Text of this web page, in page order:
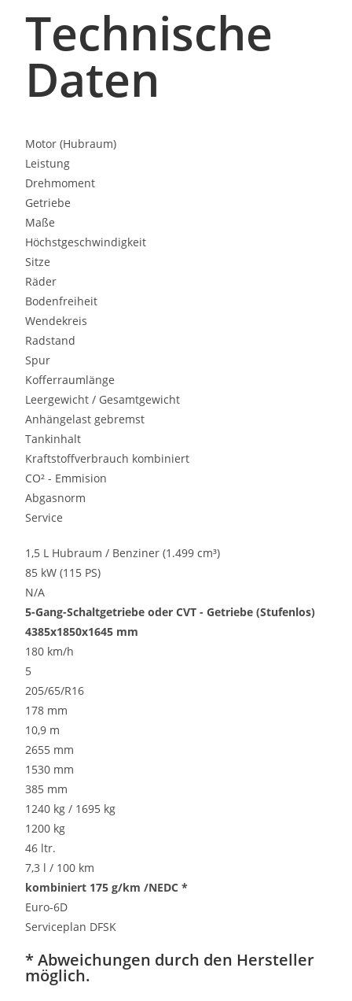
Technische
Daten
Motor (Hubraum)
Leistung
Drehmoment
Getriebe
Maße
Höchstgeschwindigkeit
Sitze
Räder
Bodenfreiheit
Wendekreis
Radstand
Spur
Kofferraumlänge
Leergewicht / Gesamtgewicht
Anhängelast gebremst
Tankinhalt
Kraftstoffverbrauch kombiniert
CO² - Emmision
Abgasnorm
Service
1,5 L Hubraum / Benziner (1.499 cm³)
85 kW (115 PS)
N/A
5-Gang-Schaltgetriebe oder CVT - Getriebe (Stufenlos)
4385x1850x1645 mm
180 km/h
5
205/65/R16
178 mm
10,9 m
2655 mm
1530 mm
385 mm
1240 kg / 1695 kg
1200 kg
46 ltr.
7,3 l / 100 km
kombiniert 175 g/km /NEDC *
Euro-6D
Serviceplan DFSK
* Abweichungen durch den Hersteller
möglich.